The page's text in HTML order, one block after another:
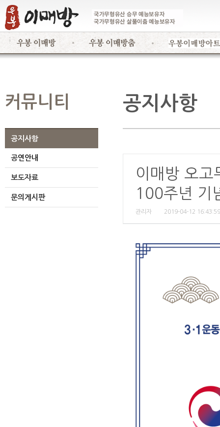
커뮤니티
공지사항
공연안내
보도자료
문의게시판
공지사항
이매방 오
100주년 기
관리자 2019-04-12 16:43:59